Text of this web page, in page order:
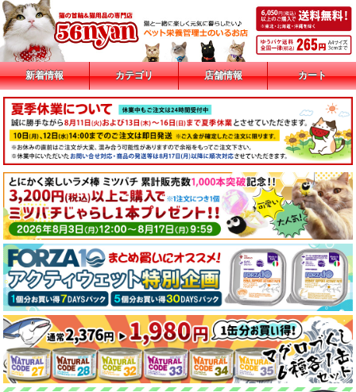
新着情報 カテゴリ 店舗情報 カート